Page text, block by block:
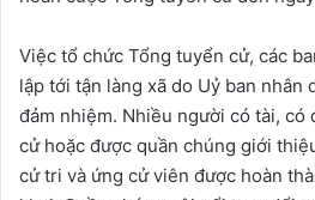
Việc tổ chức Tổng tuyển cử, các
lập tới tận làng xã do Uỷ ban nhân
đảm nhiệm. Nhiều người có tài, có
cử hoặc được quần chúng giới
cử tri và ứng cử viên được hoàn